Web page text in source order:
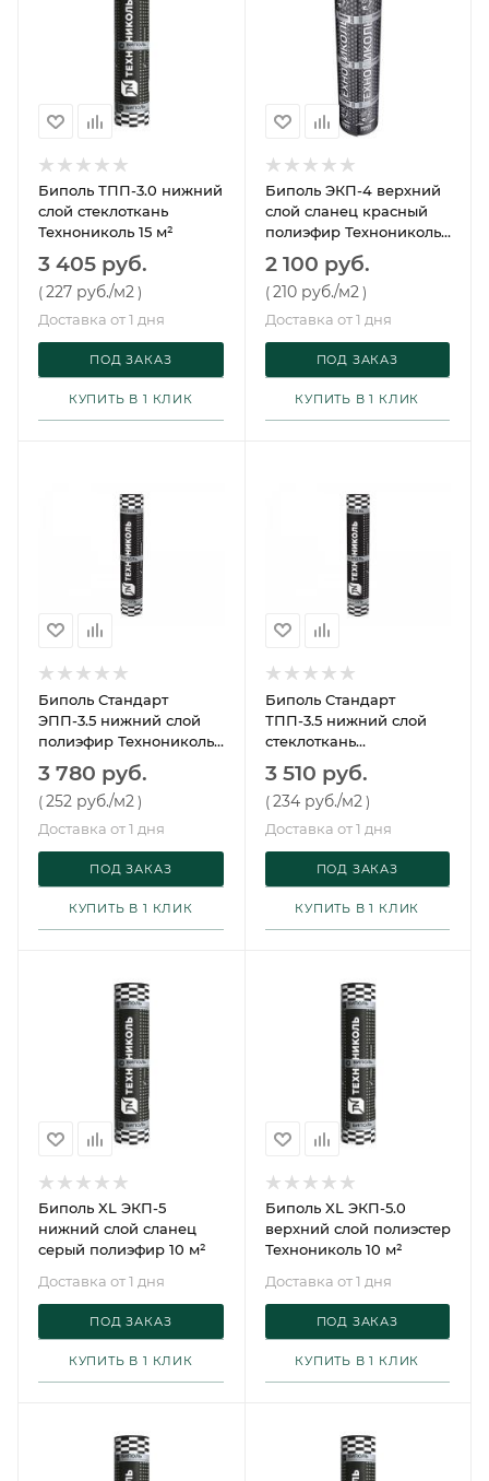
Биполь ТПП-3.0 нижний
слой стеклоткань
Технониколь 15 м²
3 405 руб.
(227 руб./м2)
Доставка от 1 дня
ПОД ЗАКАЗ
КУПИТЬ В 1 КЛИК
Биполь ЭКП-4 верхний
слой сланец красный
полиэфир Технониколь
2 100 руб.
(210 руб./м2 )
Доставка от 1 дня
ПОД ЗАКАЗ
КУПИТЬ В 1 КЛИК
Биполь Стандарт
ЭПП-3.5 нижний слой
полиэфир Технониколь
3 780 руб.
(252 руб./м2 )
Доставка от 1 дня
ПОД ЗАКАЗ
КУПИТЬ В 1 КЛИК
Биполь Стандарт
ТПП-3.5 нижний слой
стеклоткань
Технониколь 15 м²
3 510 руб.
(234 руб./м2 )
Доставка от 1 дня
ПОД ЗАКАЗ
КУПИТЬ В 1 КЛИК
Биполь XL ЭКП-5
нижний слой сланец
серый полиэфир 10 м²
Доставка от 1 дня
ПОД ЗАКАЗ
КУПИТЬ В 1 КЛИК
Биполь XL ЭКП-5.0
верхний слой полиэстер
Технониколь 10 м²
Доставка от 1 дня
ПОД ЗАКАЗ
КУПИТЬ В 1 КЛИК